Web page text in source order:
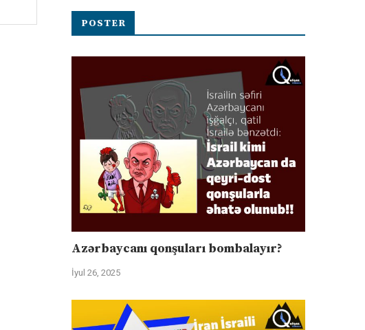
POSTER
Azərbaycanı qonşuları bombalayır?
İyul 26, 2025